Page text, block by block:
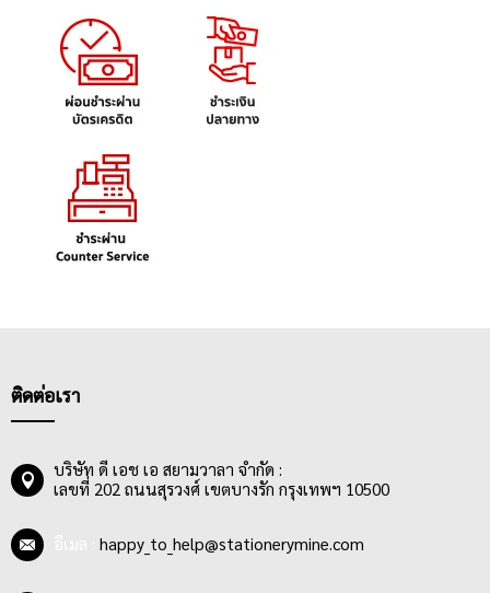
ติดต่อเรา
บริษัท ดี เอช เอ สยามวาลา จำกัด :
เลขที่ 202 ถนนสุรวงศ์ เขตบางรัก กรุงเทพฯ 10500
happy_to_help@stationerymine.com